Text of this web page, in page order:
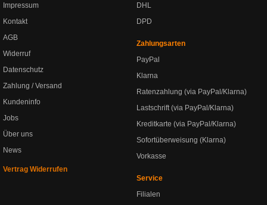
Impressum
Kontakt
AGB
Widerruf
Datenschutz
Zahlung / Versand
Kundeninfo
Jobs
Über uns
News
Vertrag Widerrufen
DHL
DPD
Zahlungsarten
PayPal
Klarna
Ratenzahlung (via PayPal/Klarna)
Lastschrift (via PayPal/Klarna)
Kreditkarte (via PayPal/Klarna)
Sofortüberweisung (Klarna)
Vorkasse
Service
Filialen